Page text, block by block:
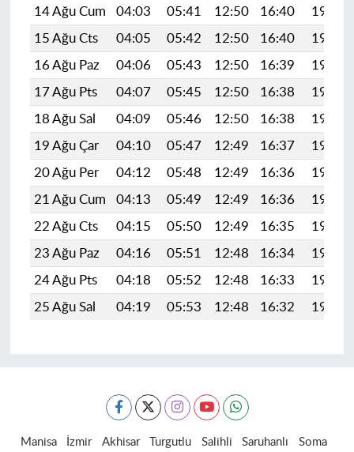
14 Ağu Cum
04:03 05:41 12:50 16:40
19:49
15 Ağu Cts
04:05 05:42 12:50 16:40
19:48
16 Ağu Paz
04:06 05:43 12:50 16:39
19:47
17 Ağu Pts
04:07 05:45 12:50 16:38
19:45
18 Ağu Sal
04:09 05:46 12:50 16:38
19:44
19 Ağu Çar
04:10 05:47 12:49 16:37
19:42
20 Ağu Per
04:12 05:48 12:49 16:36
19:41
21 Ağu Cum
04:13 05:49 12:49 16:36
19:39
22 Ağu Cts
04:15 05:50 12:49 16:35
19:38
23 Ağu Paz
04:16 05:51 12:48 16:34
19:36
24 Ağu Pts
04:18 05:52 12:48 16:33
19:35
25 Ağu Sal
04:19 05:53 12:48 16:32 19:33
Manisa İzmir Akhisar Turgutlu Salihli Saruhanlı
Soma